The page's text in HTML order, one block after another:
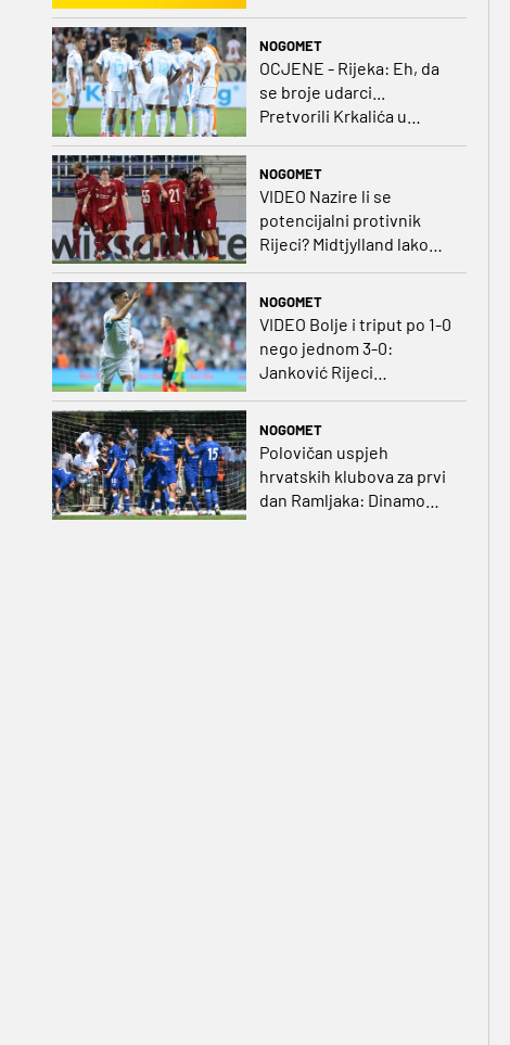
NOGOMET
OCJENE - Rijeka: Eh, da
se broje udarci...
Pretvorili Krkalića u
NOGOMET
VIDEO Nazire li se
potencijalni protivnik
Rijeci? Midtjylland lako
protiv Iraca za slavlje u
NOGOMET
VIDEO Bolje i triput po 1-0
nego jednom 3-0:
Janković Rijeci
protivnika
NOGOMET
Polovičan uspjeh
hrvatskih klubova za prvi
dan Ramljaka: Dinamo